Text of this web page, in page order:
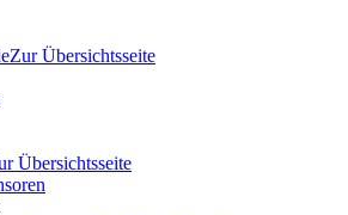
Zur Übersichtsseite
Übersichtsseite